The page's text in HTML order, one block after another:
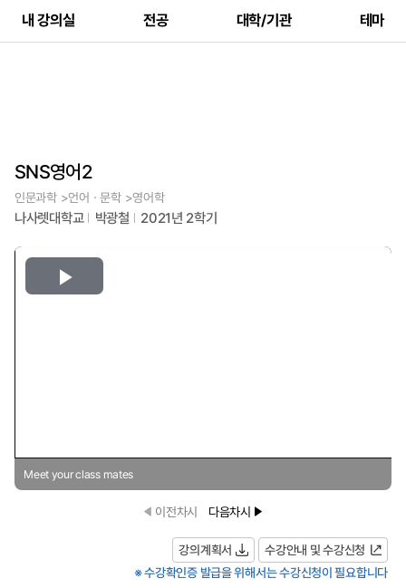
내 강의실 전공 대학/기관 테마
SNS영어2
인문과학 >언어ㆍ문학 >영어학
나사렛대학교 박광철 2021년 2학기
Play
Meet your class mates
이전차시 다음차시
강의계획서
수강안내 및 수강신청
※ 수강확인증 발급을 위해서는 수강신청이 필요합니다